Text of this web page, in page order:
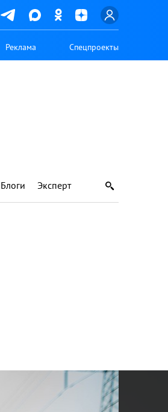
Реклама Спецпроекты
Блоги Эксперт